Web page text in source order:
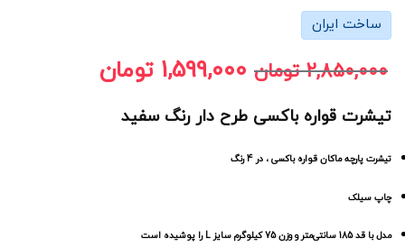
ساخت ایران
2,850,000 تومان 1,599,000 تومان
تیشرت قواره باکسی طرح دار رنگ سفید
تیشرت پارچه ماکان قواره باکسی ، در 4 رنگ
چاپ سیلک
مدل با قد 185 سانتی‌متر و وزن 75 کیلوگرم سایز L را پوشیده است